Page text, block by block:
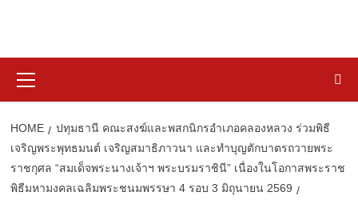
Menu
HOME
ปทุมธานี คณะสงฆ์และพสกนิกรอำเภอคลองหลวง ร่วมพิธี
เจริญพระพุทธมนต์ เจริญสมาธิภาวนา และทำบุญตักบาตรถวายพระ
ราชกุศล “สมเด็จพระนางเจ้าฯ พระบรมราชินี” เนื่องในโอกาสพระราช
พิธีมหามงคลเฉลิมพระชนมพรรษา 4 รอบ 3 มิถุนายน 2569